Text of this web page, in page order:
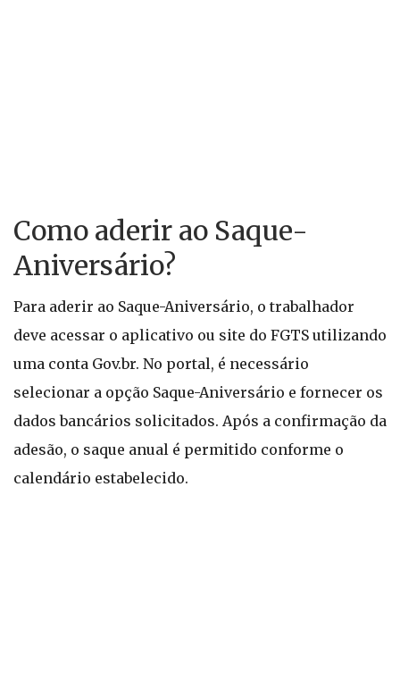
Como aderir ao Saque-
Aniversário?
Para aderir ao Saque-Aniversário, o trabalhador
deve acessar o aplicativo ou site do FGTS utilizando
uma conta Gov.br. No portal, é necessário
selecionar a opção Saque-Aniversário e fornecer os
dados bancários solicitados. Após a confirmação da
adesão, o saque anual é permitido conforme o
calendário estabelecido.